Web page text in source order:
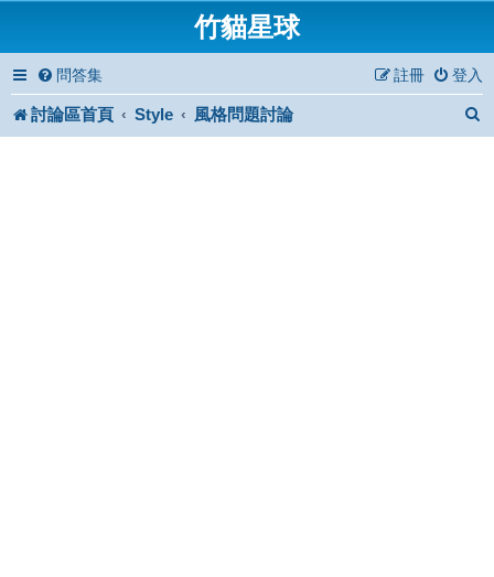
竹貓星球
問答集 登入
註冊
討論區首頁 Style 風格問題討論